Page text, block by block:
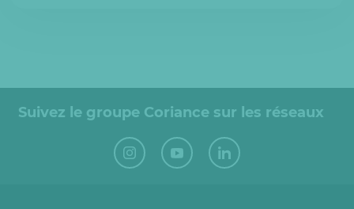
Suivez le groupe Coriance sur les réseaux